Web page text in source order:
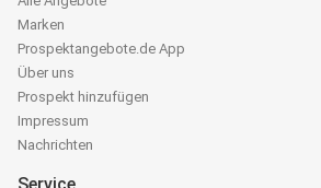
Marken
Prospektangebote.de App
Über uns
Prospekt hinzufügen
Impressum
Nachrichten